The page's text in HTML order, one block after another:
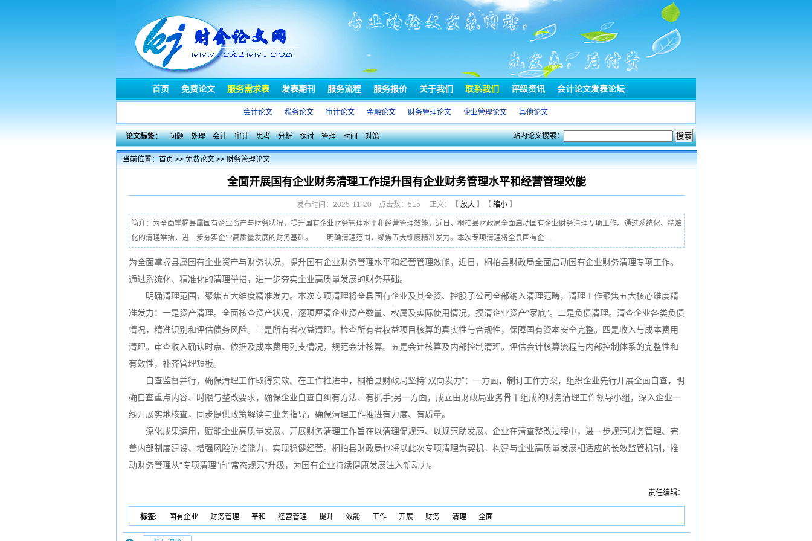
首页 免费论文 服务需求表 发表期刊 服务流程 服务报价 关于我们 联系我们 评级资讯 会计论文发表论坛
会计论文 税务论文 审计论文 金融论文 财务管理论文 企业管理论文 其他论文
论文标签： 问题 处理 会计 审计 思考 分析 探讨 管理 时间 对策 站内论文搜索：
当前位置：首页>>免费论文>>财务管理论文
全面开展国有企业财务清理工作提升国有企业财务管理水平和经营管理效能
发布时间：2025-11-20 点击数：515 正文：【 放大 】【 缩小 】
简介：为全面掌握县属国有企业资产与财务状况，提升国有企业财务管理水平和经营管理效能，近日，桐柏县财政局全面启动国有企业财务清理专项工作。通过系统化、精准
化的清理举措，进一步夯实企业高质量发展的财务基础。 明确清理范围，聚焦五大维度精准发力。本次专项清理将全县国有企 ...
为全面掌握县属国有企业资产与财务状况，提升国有企业财务管理水平和经营管理效能，近日，桐柏县财政局全面启动国有企业财务清理专项工作。
通过系统化、精准化的清理举措，进一步夯实企业高质量发展的财务基础。
明确清理范围，聚焦五大维度精准发力。本次专项清理将全县国有企业及其全资、控股子公司全部纳入清理范畴，清理工作聚焦五大核心维度精
准发力：一是资产清理。全面核查资产状况，逐项厘清企业资产数量、权属及实际使用情况，摸清企业资产“家底”。二是负债清理。清查企业各类负债
情况，精准识别和评估债务风险。三是所有者权益清理。检查所有者权益项目核算的真实性与合规性，保障国有资本安全完整。四是收入与成本费用
清理。审查收入确认时点、依据及成本费用列支情况，规范会计核算。五是会计核算及内部控制清理。评估会计核算流程与内部控制体系的完整性和
有效性，补齐管理短板。
自查监督并行，确保清理工作取得实效。在工作推进中，桐柏县财政局坚持“双向发力”：一方面，制订工作方案，组织企业先行开展全面自查，明
确自查重点内容、时限与整改要求，确保企业自查自纠有方法、有抓手;另一方面，成立由财政局业务骨干组成的财务清理工作领导小组，深入企业一
线开展实地核查，同步提供政策解读与业务指导，确保清理工作推进有力度、有质量。
深化成果运用，赋能企业高质量发展。开展财务清理工作旨在以清理促规范、以规范助发展。企业在清查整改过程中，进一步规范财务管理、完
善内部制度建设、增强风险防控能力，实现稳健经营。桐柏县财政局也将以此次专项清理为契机，构建与企业高质量发展相适应的长效监管机制，推
动财务管理从“专项清理”向“常态规范”升级，为国有企业持续健康发展注入新动力。
责任编辑：
标签: 国有企业 财务管理 平和 经营管理 提升 效能 工作 开展 财务 清理 全面